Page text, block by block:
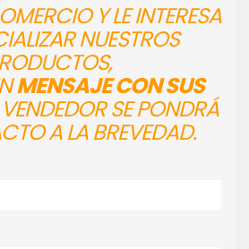
Y LE INTERESA
NUESTROS
MENSAJE CON SUS
SE PONDRÁ
A LA BREVEDAD.